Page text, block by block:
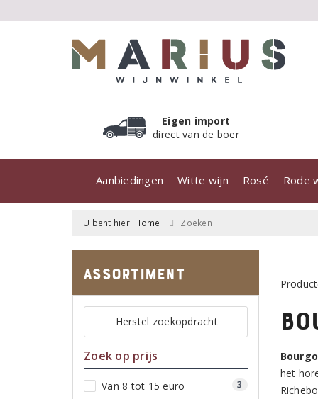
Eigen import
direct van de boer
Aanbiedingen Witte wijn Rosé Rode
U bent hier: Home Zoeken
Assortiment
Herstel zoekopdracht
Zoek op prijs
Van 8 tot 15 euro 3
het